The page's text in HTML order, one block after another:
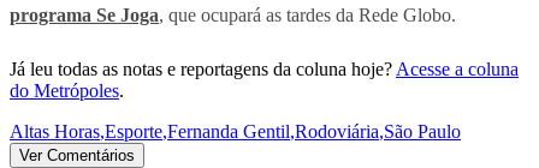
programa Se Joga, que ocupará as tardes da Rede Globo.
Já leu todas as notas e reportagens da coluna hoje? Acesse a coluna
do Metrópoles.
Altas Horas,Esporte,Fernanda Gentil,Rodoviária,São Paulo
Ver Comentários